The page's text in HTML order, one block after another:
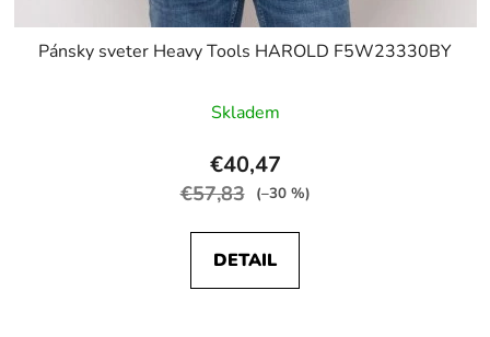
Pánsky sveter Heavy Tools HAROLD F5W23330BY
Skladem
€40,47
€57,83 (–30 %)
DETAIL